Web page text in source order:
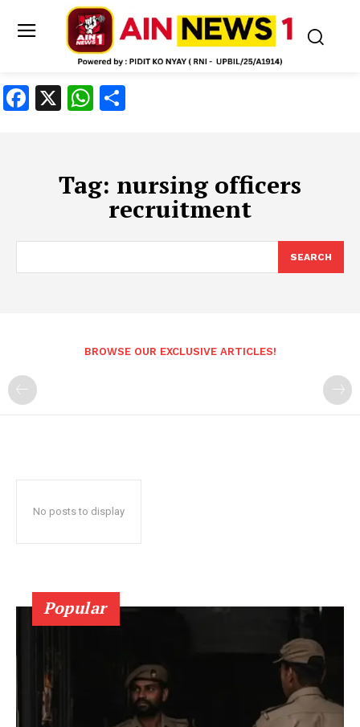
Facebook
X WhatsApp
Tag: nursing officers
recruitment
SEARCH
BROWSE OUR EXCLUSIVE ARTICLES!
No posts to display
Popular